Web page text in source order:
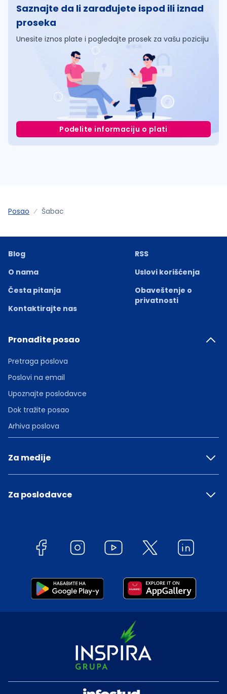
Saznajte da li zarađujete ispod ili iznad
proseka
Unesite iznos plate i pogledajte prosek za vašu poziciju
Podelite informaciju o plati
Posao Šabac
Blog
O nama
Česta pitanja
Kontaktirajte nas
RSS
Uslovi korišćenja
Obaveštenje o
privatnosti
Pronađite posao
Pretraga poslova
Poslovi na email
Upoznajte poslodavce
Dok tražite posao
Arhiva poslova
Za medije
Za poslodavce